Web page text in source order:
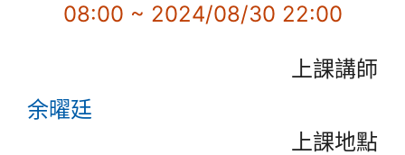
08:00 ~ 2024/08/30 22:00
上課講師
余曜廷
上課地點